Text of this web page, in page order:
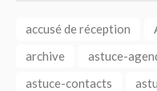
accusé de réception
archive
astuce-
astuce-contacts